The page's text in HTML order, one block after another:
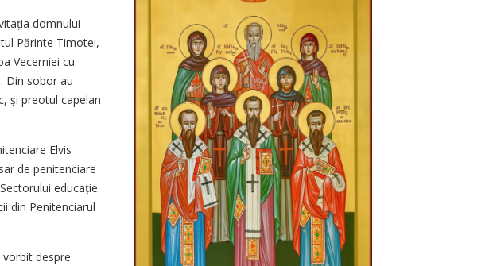
domnului
Părinte Timotei,
Vecerniei cu
Din sobor au
și preotul capelan
Elvis
de penitenciare
educație.
din Penitenciarul
despre